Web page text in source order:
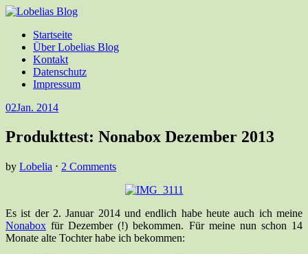
Startseite
Über Lobelias Blog
Kontakt
Datenschutz
Impressum
02Jan. 2014
Produkttest: Nonabox Dezember 2013
by Lobelia ⋅ 2 Comments
Es ist der 2. Januar 2014 und endlich habe heute auch ich meine
Nonabox für Dezember (!) bekommen. Für meine nun schon 14
Monate alte Tochter habe ich bekommen: